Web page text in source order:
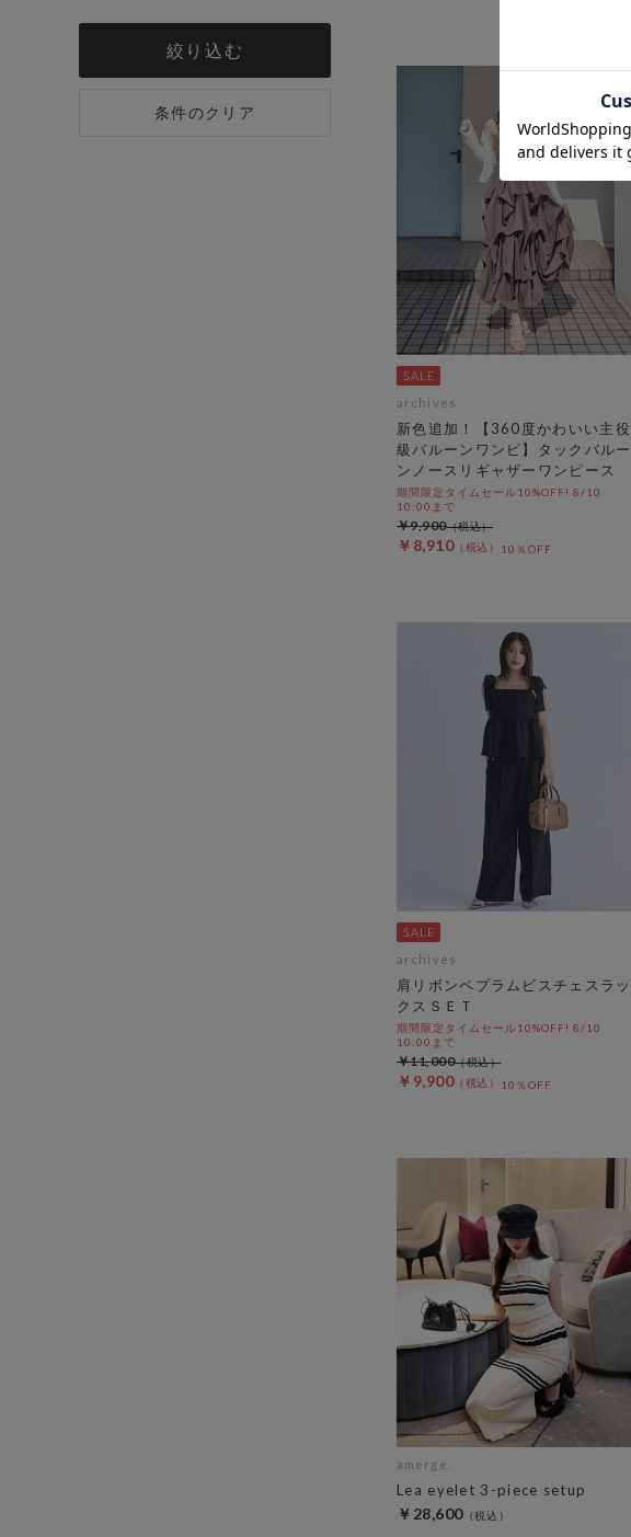
絞り込む
条件のクリア
archives
新色追加！【360度かわいい主役
級バルーンワンピ】タックバルー
ンノースリギャザーワンピース
期間限定タイムセール10%OFF! 8/10
10:00まで
￥8,910 10％OFF
￥9,900
archives
肩リボンペプラムビスチェスラッ
クスＳＥＴ
期間限定タイムセール10%OFF! 8/10
10:00まで
￥9,900 10％OFF
￥11,000
amerge.
Lea eyelet 3-piece setup
￥28,600